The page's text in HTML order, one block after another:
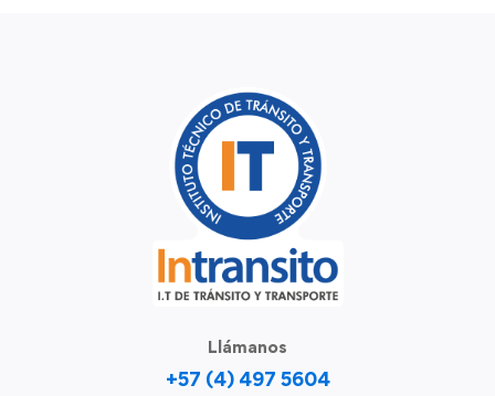
Llámanos
+57 (4) 497 5604